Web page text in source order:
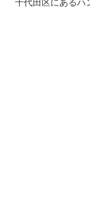
千代田区にあるハ